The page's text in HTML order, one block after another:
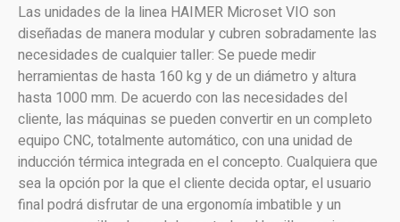
Las unidades de la linea HAIMER Microset VIO son
diseñadas de manera modular y cubren sobradamente las
necesidades de cualquier taller: Se puede medir
herramientas de hasta 160 kg y de un diámetro y altura
hasta 1000 mm. De acuerdo con las necesidades del
cliente, las máquinas se pueden convertir en un completo
equipo CNC, totalmente automático, con una unidad de
inducción térmica integrada en el concepto. Cualquiera que
sea la opción por la que el cliente decida optar, el usuario
final podrá disfrutar de una ergonomía imbatible y un